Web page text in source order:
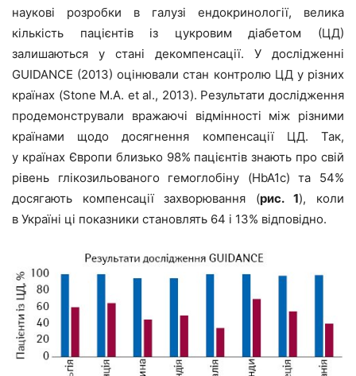
наукові розробки в галузі ендокринології, велика
кількість пацієнтів із цукровим діабетом (ЦД)
залишаються у стані декомпенсації. У дослідженні
GUIDANCE (2013) оцінювали стан контролю ЦД у різних
країнах (Stone M.A. et al., 2013). Результати дослідження
продемонстрували вражаючі відмінності між різними
країнами щодо досягнення компенсації ЦД. Так,
у країнах Європи близько 98% пацієнтів знають про свій
рівень глікозильованого гемоглобіну (HbA1c) та 54%
досягають компенсації захворювання (рис. 1), коли
в Україні ці показники становлять 64 і 13% відповідно.